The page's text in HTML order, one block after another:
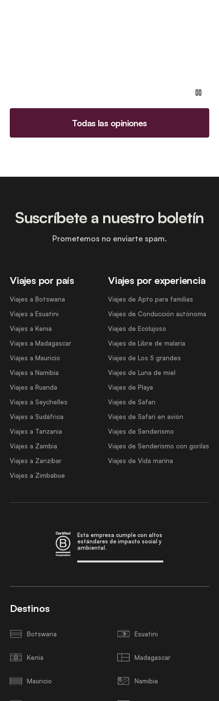
Todas las opiniones
Viajes por país
Viajes a Botswana
Viajes a Esuatini
Viajes a Kenia
Viajes a Madagascar
Viajes a Mauricio
Viajes a Namibia
Viajes a Ruanda
Viajes a Seychelles
Viajes a Sudáfrica
Viajes a Tanzania
Viajes a Zambia
Viajes a Zanzíbar
Viajes a Zimbabue
Viajes por experiencia
Viajes de Apto para familias
Viajes de Conducción autónoma
Viajes de Ecolujoso
Viajes de Libre de malaria
Viajes de Los 5 grandes
Viajes de Luna de miel
Viajes de Playa
Viajes de Safari
Viajes de Safari en avión
Viajes de Senderismo
Viajes de Senderismo con gorilas
Viajes de Vida marina
Suscríbete a nuestro boletín
Prometemos no enviarte spam.
Esta empresa cumple con altos
estándares de impacto social y
ambiental.
Destinos
Botswana Esuatini
Kenia Madagascar
Mauricio Namibia